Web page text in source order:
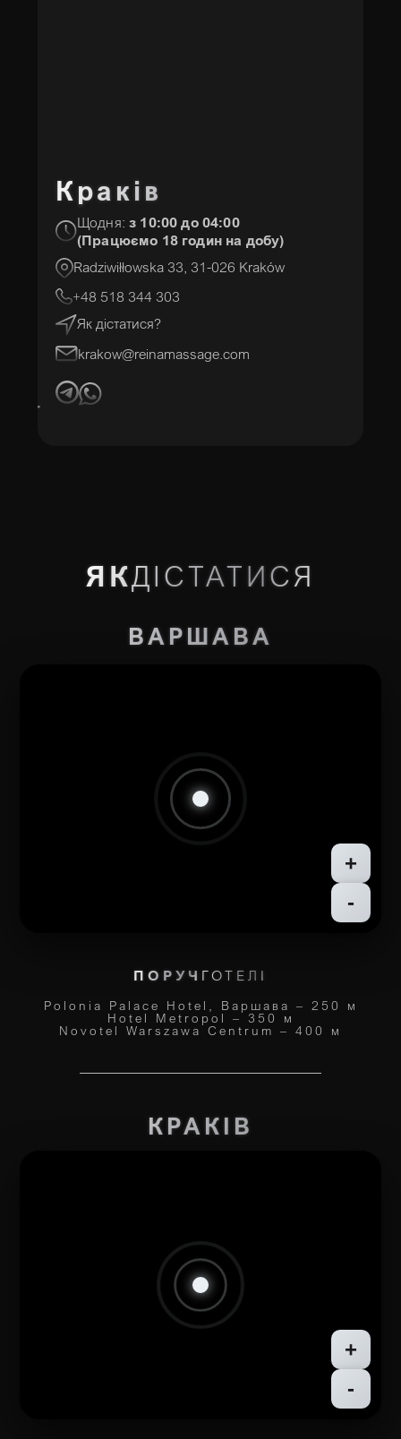
Краків
Щодня:з 10:00 до 04:00
(Працюємо 18 годин на добу)
Radziwiłłowska 33, 31-026 Kraków
+48 518 344 303
Як дістатися?
krakow@reinamassage.com
ЯКДІСТАТИСЯ
ВАРШАВА
+
-
ПОРУЧ ГОТЕЛІ
Polonia Palace Hotel, Варшава – 250 м
Hotel Metropol – 350 м
Novotel Warszawa Centrum – 400 м
КРАКІВ
+
-